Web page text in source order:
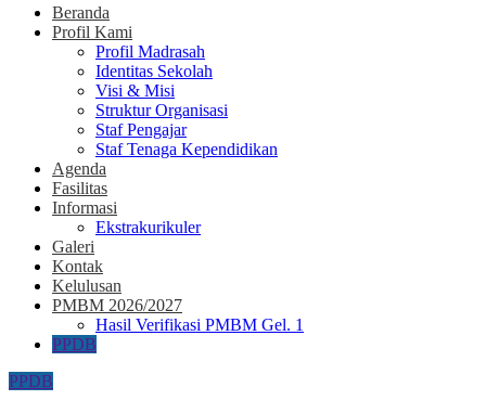
Beranda
Profil Kami
Profil Madrasah
Identitas Sekolah
Visi & Misi
Struktur Organisasi
Staf Pengajar
Staf Tenaga Kependidikan
Agenda
Fasilitas
Informasi
Ekstrakurikuler
Galeri
Kontak
Kelulusan
PMBM 2026/2027
Hasil Verifikasi PMBM Gel. 1
PPDB
PPDB